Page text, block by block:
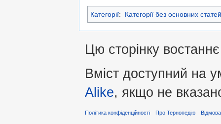
Категорії: Категорії без основних статей
Цю сторінку
Вміст доступний на
Alike, якщо не
Політика конфіденційності Про Тернопедію Відмова